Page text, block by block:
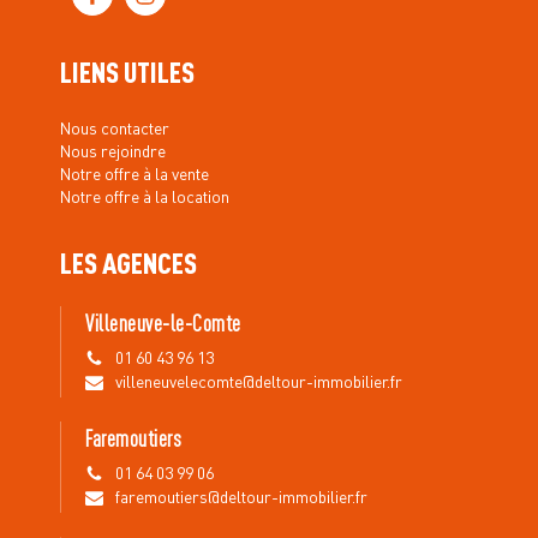
LIENS UTILES
Nous contacter
Nous rejoindre
Notre offre à la vente
Notre offre à la location
LES AGENCES
Villeneuve-le-Comte
01 60 43 96 13
villeneuvelecomte@deltour-immobilier.fr
Faremoutiers
01 64 03 99 06
faremoutiers@deltour-immobilier.fr